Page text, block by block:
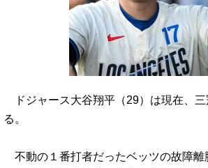
ドジャース大谷翔平（29）は現在、三
る。
不動の１番打者だったベッツの故障離